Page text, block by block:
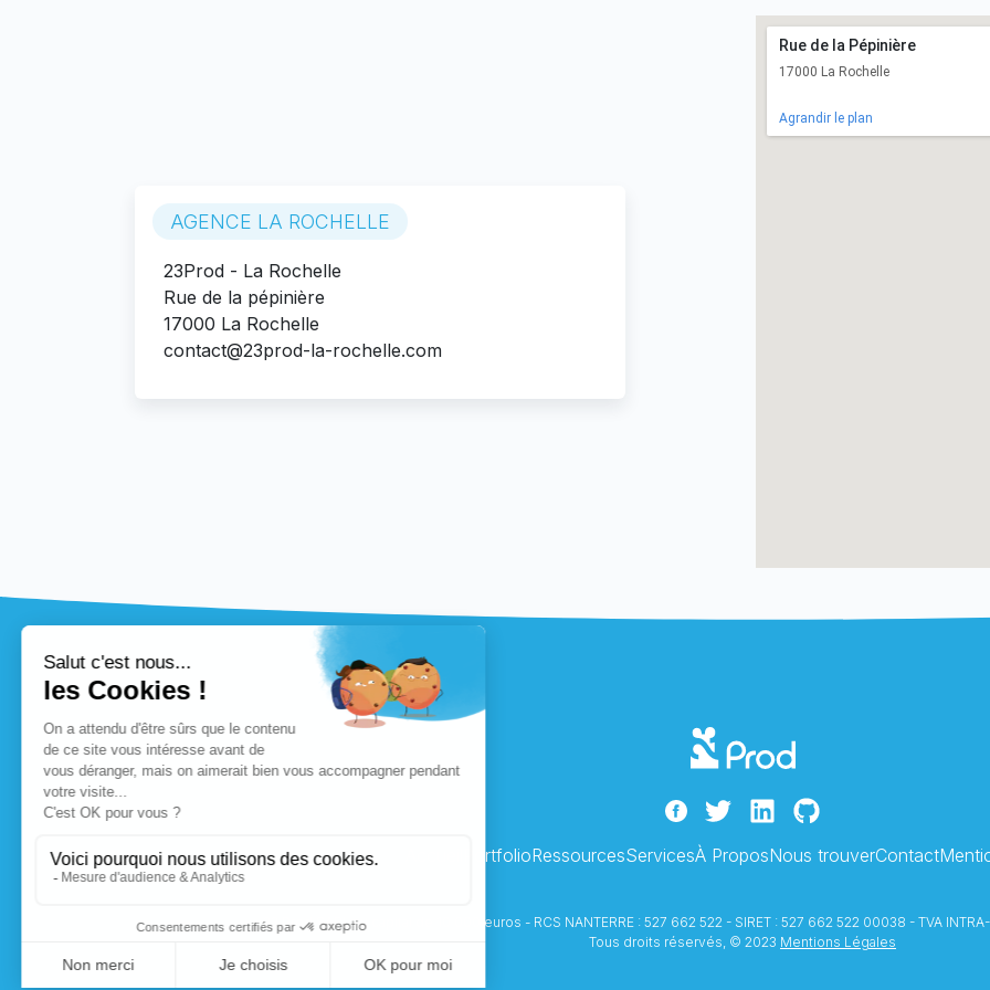
AGENCE LA ROCHELLE
23Prod - La Rochelle
Rue de la pépinière
17000 La Rochelle
contact@23prod-la-rochelle.com
Rue de la Pépinière
17000 La Rochelle
Agrandir le plan
PortfolioRessourcesServicesÀ ProposNous trouverContact
23 Prod SARL au capital de 10 000 euros - RCS NANTERRE : 527 662 522 - SIRET : 527 662 522 00038 - TVA
Tous droits réservés, © 2023 Mentions Légales